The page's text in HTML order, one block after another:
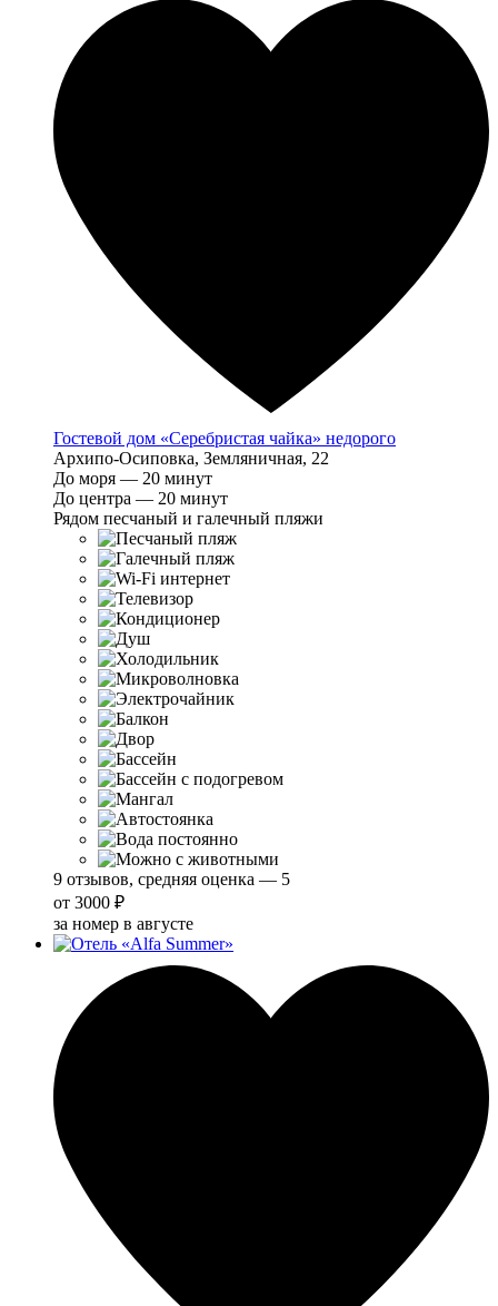
Гостевой дом «Серебристая чайка» недорого
Архипо-Осиповка, Земляничная, 22
До моря — 20 минут
До центра — 20 минут
Рядом песчаный и галечный пляжи
9 отзывов, средняя оценка — 5
от 3000 ₽
за номер в августе